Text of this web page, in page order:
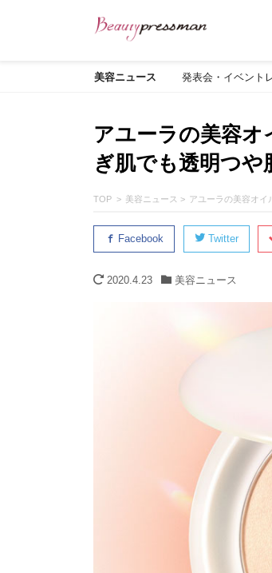
美容ニュース 発表会・イベント
アユーラの美容
ぎ肌でも透明つや
TOP 美容ニュース アユーラの美容オイ
Facebook Twitter
2020.4.23 美容ニュース